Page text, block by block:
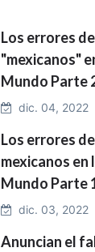
Los errores
"mexicanos"
Mundo Parte
dic. 04, 2022
Los errores
mexicanos en
Mundo Parte
dic. 03, 2022
Anuncian el